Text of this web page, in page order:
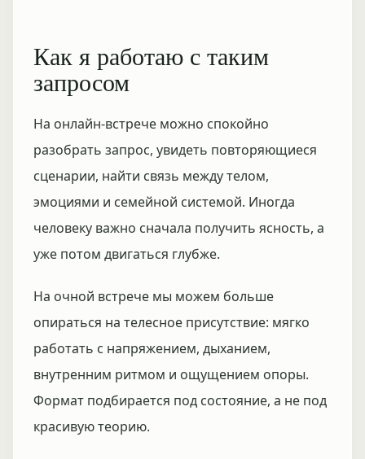
Как я работаю с таким
запросом
На онлайн-встрече можно спокойно
разобрать запрос, увидеть повторяющиеся
сценарии, найти связь между телом,
эмоциями и семейной системой. Иногда
человеку важно сначала получить ясность, а
уже потом двигаться глубже.
На очной встрече мы можем больше
опираться на телесное присутствие: мягко
работать с напряжением, дыханием,
внутренним ритмом и ощущением опоры.
Формат подбирается под состояние, а не под
красивую теорию.